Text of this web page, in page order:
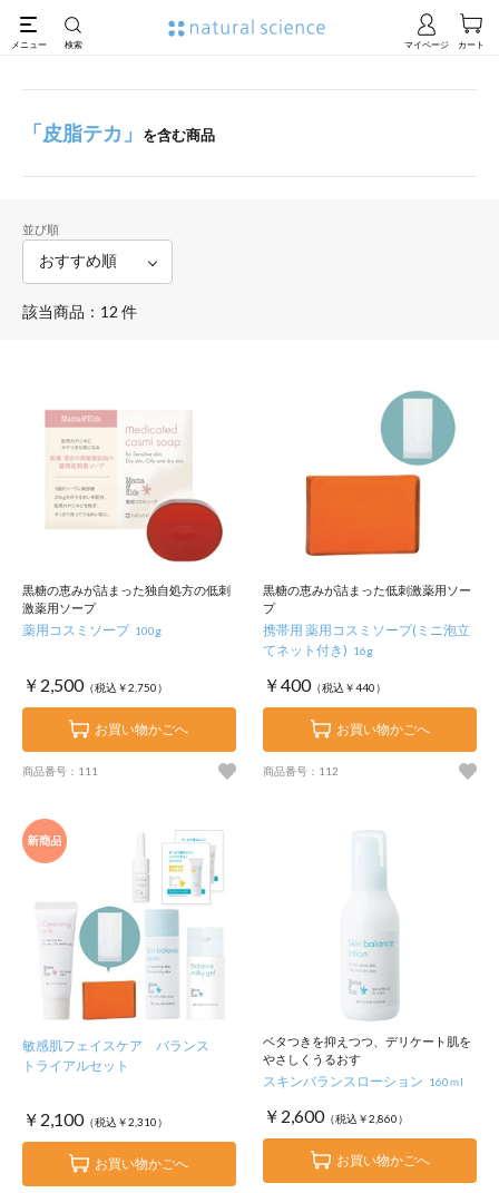
「皮脂テカ」 を含む商品
並び順
該当商品：12 件
黒糖の恵みが詰まった独自処方の低刺
激薬用ソープ
薬用コスミソープ 100g
￥2,500（税込￥2,750）
お買い物かごへ
商品番号：111
黒糖の恵みが詰まった低刺激薬用ソー
プ
携帯用 薬用コスミソープ(ミニ泡立
てネット付き) 16g
￥400（税込￥440）
お買い物かごへ
商品番号：112
敏感肌フェイスケア バランス
トライアルセット
￥2,100（税込￥2,310）
お買い物かごへ
ベタつきを抑えつつ、デリケート肌を
やさしくうるおす
スキンバランスローション 160ｍl
￥2,600（税込￥2,860）
お買い物かごへ